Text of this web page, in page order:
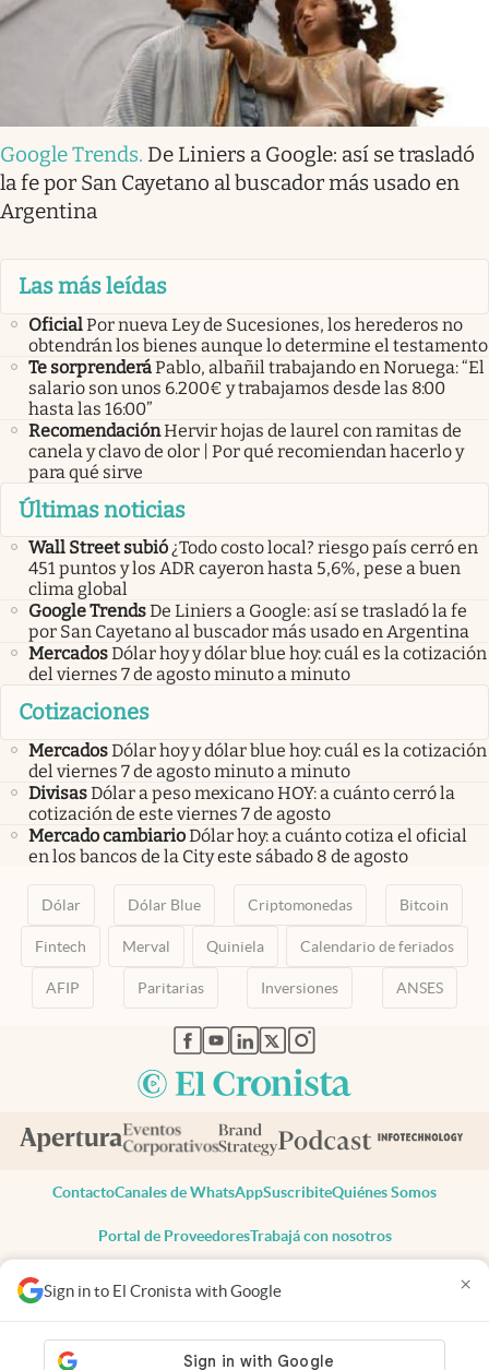
Sign in to El Cronista with Google ×
Google Trends. De Liniers a Google: así se trasladó
la fe por San Cayetano al buscador más usado en
Argentina
Las más leídas
OficialPor nueva Ley de Sucesiones, los herederos no
obtendrán los bienes aunque lo determine el testamento
Te sorprenderáPablo, albañil trabajando en Noruega: “El
salario son unos 6.200€ y trabajamos desde las 8:00
hasta las 16:00”
RecomendaciónHervir hojas de laurel con ramitas de
canela y clavo de olor | Por qué recomiendan hacerlo y
para qué sirve
Últimas noticias
Wall Street subió¿Todo costo local? riesgo país cerró en
451 puntos y los ADR cayeron hasta 5,6%, pese a buen
clima global
Google TrendsDe Liniers a Google: así se trasladó la fe
por San Cayetano al buscador más usado en Argentina
MercadosDólar hoy y dólar blue hoy: cuál es la cotización
del viernes 7 de agosto minuto a minuto
Cotizaciones
MercadosDólar hoy y dólar blue hoy: cuál es la cotización
del viernes 7 de agosto minuto a minuto
DivisasDólar a peso mexicano HOY: a cuánto cerró la
cotización de este viernes 7 de agosto
Mercado cambiarioDólar hoy: a cuánto cotiza el oficial
en los bancos de la City este sábado 8 de agosto
Dólar Dólar Blue Criptomonedas Bitcoin
Fintech Merval Quiniela Calendario de feriados
AFIP Paritarias Inversiones ANSES
abre en nueva pestaña
abre en nueva pestaña
abre en nueva pestaña
abre en nueva pestaña
abre en nueva pestaña
ContactoCanales de WhatsAppSuscribiteQuiénes Somos
Portal de ProveedoresTrabajá con nosotros
Todos los derechos reservados
Privacidad
Consentimiento